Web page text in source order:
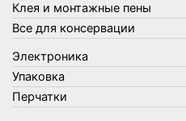
Швабры, стекломои,
Шнуры, веревки и шпагаты
Электроника
Элементы питания
Клея и монтажные пены
Все для консервации
Электроника
Упаковка
Перчатки